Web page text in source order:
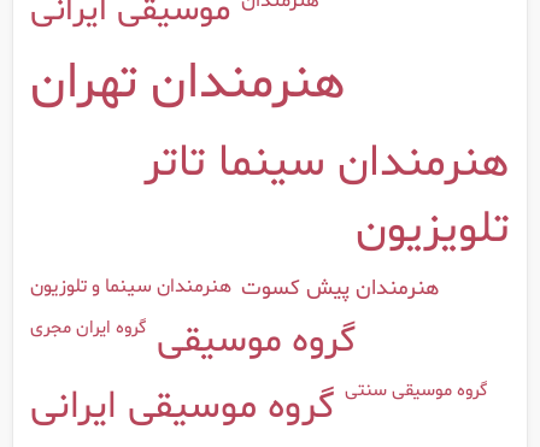
موسیقی ایرانی
هنرمندان تهران
هنرمندان سینما تاتر
تلویزیون
هنرمندان سینما و تلوزیون هنرمندان پیش کسوت
گروه ایران مجری گروه موسیقی
گروه موسیقی ایرانی گروه موسیقی سنتی